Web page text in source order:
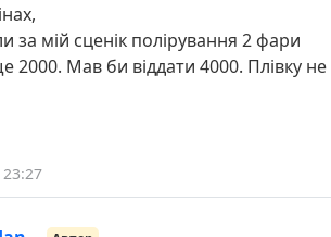
за мій сценік полірування 2 фари
2000. Мав би віддати 4000. Плівку не